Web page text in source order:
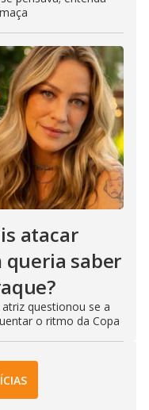
atacar
saber
atriz questionou se a
o ritmo da Copa